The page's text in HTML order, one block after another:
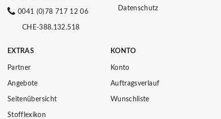
0041 (0)78 717 12 06
CHE-388.132.518
Datenschutz
EXTRAS
Partner
Angebote
Seitenübersicht
Stofflexikon
KONTO
Konto
Auftragsverlauf
Wunschliste